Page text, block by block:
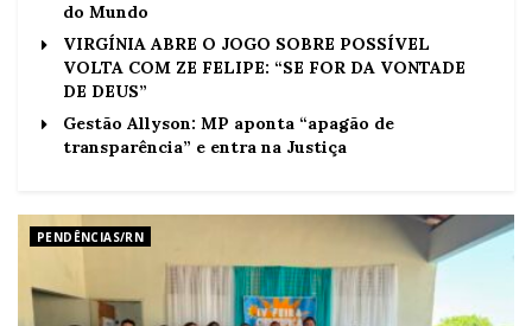
do Mundo
VIRGÍNIA ABRE O JOGO SOBRE POSSÍVEL
VOLTA COM ZE FELIPE: “SE FOR DA VONTADE
DE DEUS”
Gestão Allyson: MP aponta “apagão de
transparência” e entra na Justiça
PENDÊNCIAS/RN